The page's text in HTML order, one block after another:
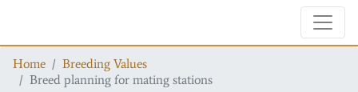
Home
Breeding Values
Breed planning for mating stations